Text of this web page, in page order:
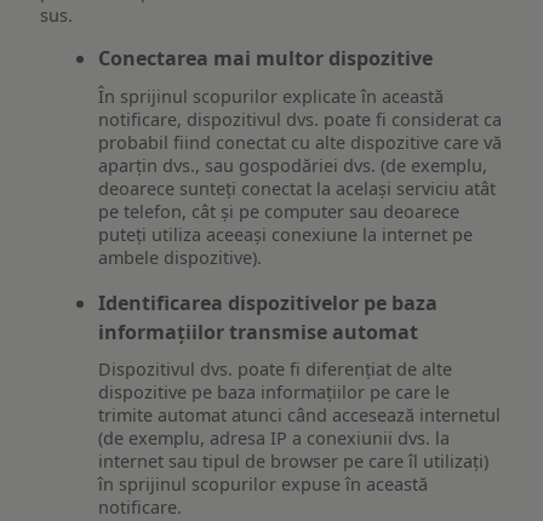
sus.
Conectarea mai multor dispozitive
În sprijinul scopurilor explicate în această
notificare, dispozitivul dvs. poate fi considerat ca
probabil fiind conectat cu alte dispozitive care vă
aparțin dvs., sau gospodăriei dvs. (de exemplu,
deoarece sunteți conectat la același serviciu atât
pe telefon, cât și pe computer sau deoarece
puteți utiliza aceeași conexiune la internet pe
ambele dispozitive).
Identificarea dispozitivelor pe baza
informațiilor transmise automat
Dispozitivul dvs. poate fi diferențiat de alte
dispozitive pe baza informațiilor pe care le
trimite automat atunci când accesează internetul
(de exemplu, adresa IP a conexiunii dvs. la
internet sau tipul de browser pe care îl utilizați)
în sprijinul scopurilor expuse în această
notificare.